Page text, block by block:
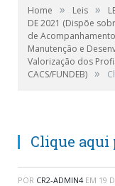
Home » Leis »
DE 2021 (Dispõe
de
Manutenção e
Valorização dos
CACS/FUNDEB) »
Clique
POR CR2-ADMIN4 EM 19